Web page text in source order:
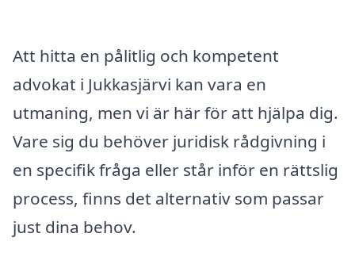
Att hitta en pålitlig och kompetent
advokat i Jukkasjärvi kan vara en
utmaning, men vi är här för att hjälpa dig.
Vare sig du behöver juridisk rådgivning i
en specifik fråga eller står inför en rättslig
process, finns det alternativ som passar
just dina behov.